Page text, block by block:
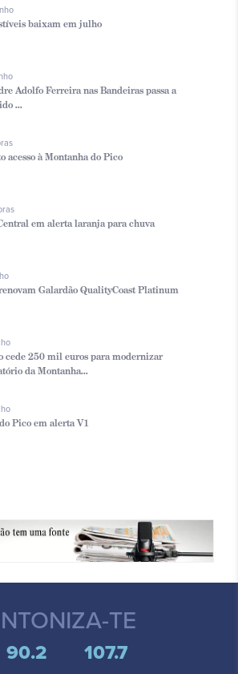
baixam em julho
Adolfo Ferreira nas Bandeiras passa a
...
acesso à Montanha do Pico
em alerta laranja para chuva
Galardão QualityCoast Platinum
cede 250 mil euros para modernizar
da Montanha...
Pico em alerta V1
TE
90.2 107.7